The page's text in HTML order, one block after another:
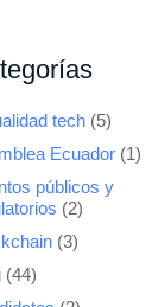
tech (5)
Ecuador (1)
públicos y
(2)
(3)
(44)